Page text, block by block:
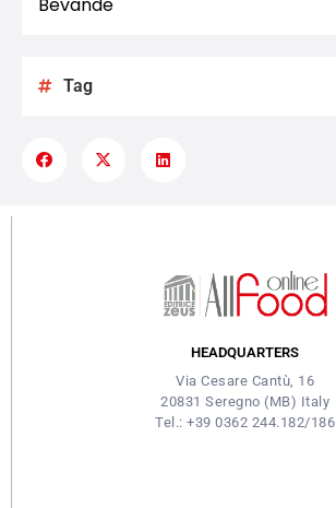
Bevande
Tag
HEADQUARTERS
Via Cesare Cantù, 16
20831 Seregno (MB) Italy
Tel.: +39 0362 244.182/186